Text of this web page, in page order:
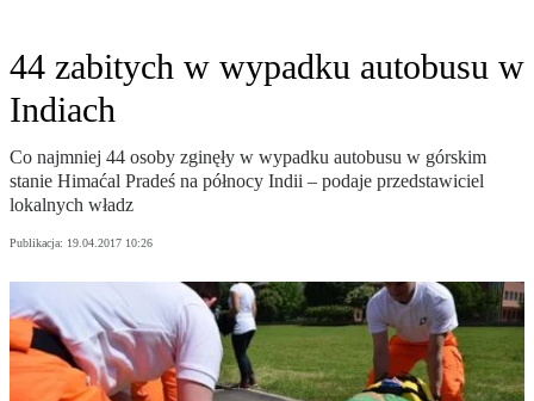
44 zabitych w wypadku autobusu w
Indiach
Co najmniej 44 osoby zginęły w wypadku autobusu w górskim
stanie Himaćal Pradeś na północy Indii – podaje przedstawiciel
lokalnych władz
Publikacja: 19.04.2017 10:26